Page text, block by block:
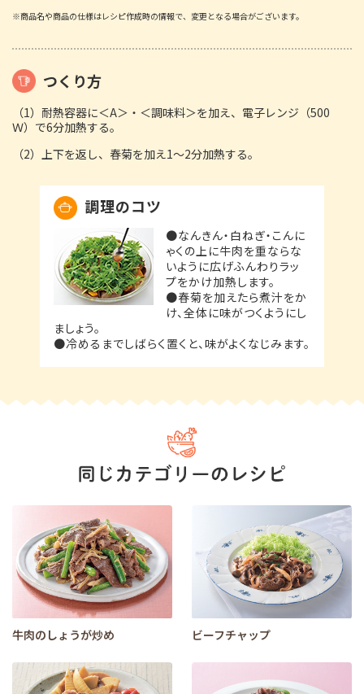
※商品名や商品の仕様はレシピ作成時の情報で、変更となる場合がございます。
つくり方
（1）耐熱容器に＜A＞・＜調味料＞を加え、電子レンジ（500
Ｗ）で6分加熱する。
（2）上下を返し、春菊を加え1～2分加熱する。
調理のコツ
●なんきん・白ねぎ・こんに
ゃくの上に牛肉を重ならな
いように広げふんわりラッ
プをかけ加熱します。
●春菊を加えたら煮汁をか
け、全体に味がつくようにし
ましょう。
●冷めるまでしばらく置くと、味がよくなじみます。
牛肉のしょうが炒め ビーフチャップ